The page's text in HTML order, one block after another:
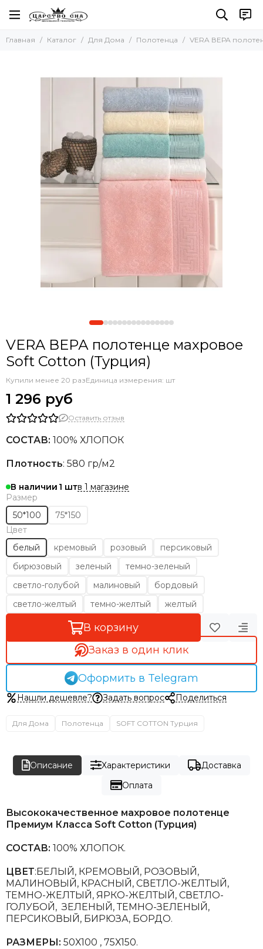
Для Дома
Наборы полотенец
Пляжные полотенца
Новогодние полотенца
Скатерти
Коврики
Фартуки
Одеяла и Подушки
Главная Каталог Для Дома Полотенца VERA ВЕРА
VERA ВЕРА полотенце махровое
Soft Cotton (Турция)
Купили менее 20 разЕдиница измерения: шт
1 296 руб
Оставить отзыв
СОСТАВ: 100% ХЛОПОК
Плотность: 580 гр/м2
В наличии 1
в 1 магазине
Размер
50*100
75*150
Цвет
белый
кремовый розовый
персиковый
бирюзовый
зеленый
темно-зеленый
светло-голубой
малиновый
бордовый
светло-желтый
темно-желтый желтый
В корзину
Заказ в один клик
Оформить в Telegram
Нашли дешевле? Задать вопрос Поделиться
Для Дома Полотенца SOFT COTTON Турция
Описание Характеристики
Доставка
Оплата
Высококачественное махровое полотенце
Премиум Класса Soft Cotton (Турция)
СОСТАВ: 100% ХЛОПОК.
ЦВЕТ:БЕЛЫЙ, КРЕМОВЫЙ, РОЗОВЫЙ,
МАЛИНОВЫЙ, КРАСНЫЙ, СВЕТЛО-ЖЕЛТЫЙ,
ТЕМНО-ЖЕЛТЫЙ, ЯРКО-ЖЕЛТЫЙ, СВЕТЛО-
ГОЛУБОЙ, ЗЕЛЕНЫЙ, ТЕМНО-ЗЕЛЕНЫЙ,
ПЕРСИКОВЫЙ, БИРЮЗА, БОРДО.
РАЗМЕРЫ: 50Х100 , 75Х150.